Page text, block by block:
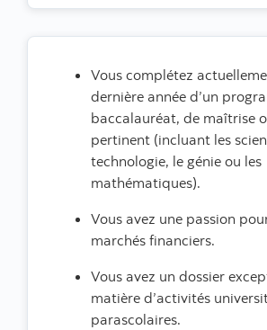
Vous complétez
dernière année d’un
baccalauréat, de maîtrise
pertinent (incluant les
technologie, le génie ou les
mathématiques).
Vous avez une passion
marchés financiers.
Vous avez un dossier
matière d’activités
parascolaires.